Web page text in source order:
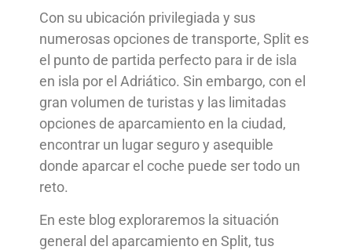
Con su ubicación privilegiada y sus
numerosas opciones de transporte, Split es
el punto de partida perfecto para ir de isla
en isla por el Adriático. Sin embargo, con el
gran volumen de turistas y las limitadas
opciones de aparcamiento en la ciudad,
encontrar un lugar seguro y asequible
donde aparcar el coche puede ser todo un
reto.
En este blog exploraremos la situación
general del aparcamiento en Split, tus